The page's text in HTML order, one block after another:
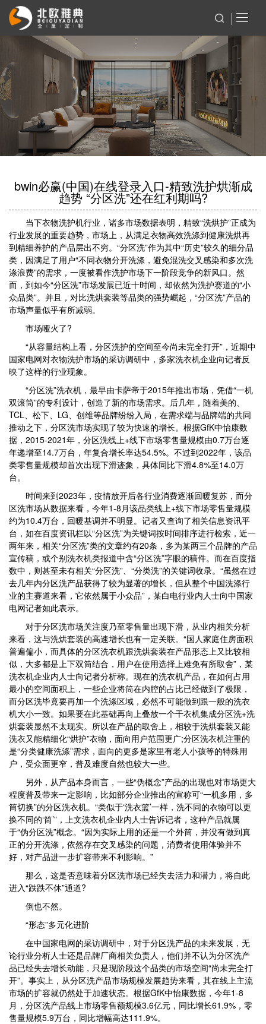
bwin必赢(中国)在线登录入口-精致洗护烘渐成
趋势 “分区洗”还在红利期吗?
当下衣物洗护机行业，诸多市场数据表明，精致“洗烘护”正成为
行业发展的重要趋势，市场上，从满足衣物高效洗涤到健康洗烘再
到精细养护的产品层出不穷。“分区洗”作为其中“历史”较久的细分品
类，因满足了用户“不同衣物分开洗涤，避免混洗交叉感染和多次洗
涤浪费”的需求，一度被看作洗护市场下一阶段竞争的新风口。然
而，到如今“分区洗”市场发展已近十时间，却依然为洗护赛道的“小
众品类”。并且，对比洗烘套装等品类的强势崛起，“分区洗”产品的
市场声量似乎有所减弱。
市场哑火了?
“从容量结构上看，分区洗护的空间至今尚未完全打开”，近期中
国家电网对衣物洗护市场的采访调研中，多家洗衣机企业向记者反
映了这样的行业现象。
“分区洗”洗衣机，最早由卡萨帝于2015年推出市场，凭借“一机
双滚筒”的专利设计，创造了新的市场需求。后几年，随着美的、
TCL、松下、LG、创维等品牌纷纷入局，在需求端与品牌端的共同
推动之下，分区洗市场实现了较为快速的增长。根据GfK中怡康数
据，2015-2021年，分区洗线上+线下市场零售量规模由0.7万台逐
年递增至14.7万台，年复合增长率达54.5%。不过到2022年，该品
类零售量规模却首次出现下滑迹象，具体同比下滑4.8%至14.0万
台。
时间来到2023年，疫情放开后各行业消费逐渐回暖复苏，而分
区洗市场从数据来看，今年1-8月该品类线上+线下市场零售量规模
约为10.4万台，回暖基调并不明显。记者又查询了相关信息资讯平
台，如在百度资讯栏以“分区洗”为关键词按时间排序进行检索，近一
两年来，相关“分区洗”类的文章约有20条，多为某两三个品牌的产品
宣传稿，或个别洗衣机类报道中含“分区洗”字眼的稿件。而在百度指
数中，则甚至未有相关“分区洗”、“分类洗”的关键词收录。“虽然在过
去几年内分区洗产品获得了较为显著的增长，但从整个中国洗涤行
业的主赛道来看，它依然属于小众品”，某白电行业内人士向中国家
电网记者如此表示。
对于分区洗市场关注度乃至零售量出现下滑，从业内相关分析
来看，这与洗烘套装的高速增长也有一定关联。“国人家庭住房面积
普遍偏小，而具体的分区洗衣机跟洗烘套装在产品形态上又比较相
似，大多都是上下双筒结合，用户在使用选择上难免有所取舍”，某
洗衣机企业内人士向记者分析称。现在的洗衣机产品，在如何占用
最小的空间面积上，一些企业将筒在内腔的占比已经做到了极限，
而分区洗毕竟要再加一个洗涤区域，必然不可能做到跟一般的洗衣
机大小一致。如果要在此基础再向上叠放一个干衣机集成分区洗+洗
烘套装显然不太现实。所以在产品的取舍上，相较于洗烘套装又能
洗衣又能精细化“烘护”衣物，面向用户范围更广;分区洗衣机注重的
是“分类健康洗涤”需求，面向的更多是家里有老人小孩等的特殊用
户，受众面更窄，普及难度自然也较大一些。
另外，从产品本身而言，一些“伪概念”产品的出现也对市场更大
程度普及带来一定影响，比如部分企业推出的宣称可“一机多用，多
筒切换”的分区洗衣机。“类似于‘洗衣篮’一样，洗不同的衣物可以更
换不同的‘筒’”，上文洗衣机企业内人士告诉记者，这种产品就属
于“伪分区洗”概念。“因为实际上用的还是一个外筒，并没有做到真
正的分开洗涤，依然存在交叉感染的问题，消费者使用体验并不
好，对产品进一步扩容带来不利影响。”
那么，这是否意味着分区洗市场已经失去活力和潜力，将自此
进入“跌跌不休”通道?
倒也不然。
“形态”多元化进阶
在中国家电网的采访调研中，对于分区洗产品的未来发展，无
论行业分析人士还是品牌厂商相关负责人，他们并不认为分区洗产
品已经失去增长动能，只是现阶段这个品类的市场空间“尚未完全打
开”。事实上，从分区洗产品市场规模发展趋势来看，其在线上主流
市场的扩容就仍然处于加速状态。根据GfK中怡康数据，今年1-8
月，分区洗产品线上市场零售额规模3.6亿元，同比增长61.9%，零
售量规模5.9万台，同比增幅高达111.9%。